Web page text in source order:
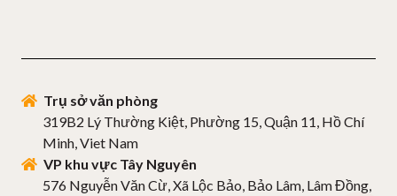
Trụ sở văn phòng
319B2 Lý Thường Kiệt, Phường 15, Quận 11, Hồ Chí
Minh, Viet Nam
VP khu vực Tây Nguyên
576 Nguyễn Văn Cừ, Xã Lộc Bảo, Bảo Lâm, Lâm Đồng,